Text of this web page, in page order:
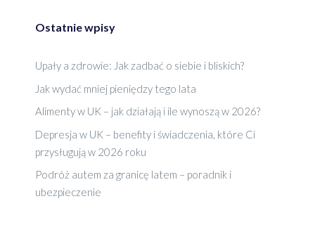
Ostatnie wpisy
Upały a zdrowie: Jak zadbać o siebie i bliskich?
Jak wydać mniej pieniędzy tego lata
Alimenty w UK – jak działają i ile wynoszą w 2026?
Depresja w UK – benefity i świadczenia, które Ci
przysługują w 2026 roku
Podróż autem za granicę latem – poradnik i
ubezpieczenie